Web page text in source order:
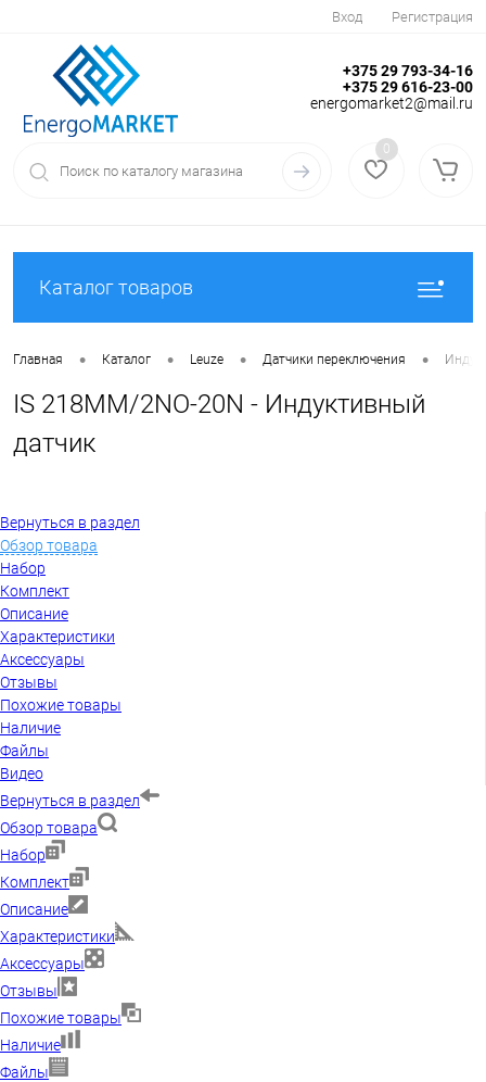
Вход Регистрация
+375 29 793-34-16
+375 29 616-23-00
energomarket2@mail.ru
0
Каталог товаров
Главная • Каталог • Leuze • Датчики переключения •
IS 218MM/2NO-20N - Индуктивный
датчик
Вернуться в раздел
Обзор товара
Набор
Комплект
Описание
Характеристики
Аксессуары
Отзывы
Похожие товары
Наличие
Файлы
Видео
Вернуться в раздел
Обзор товара
Набор
Комплект
Описание
Характеристики
Аксессуары
Отзывы
Похожие товары
Наличие
Файлы